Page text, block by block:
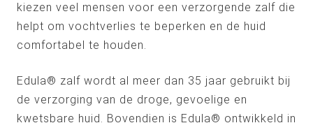
kiezen veel mensen voor een verzorgende zalf die
helpt om vochtverlies te beperken en de huid
comfortabel te houden.
Edula® zalf wordt al meer dan 35 jaar gebruikt bij
de verzorging van de droge, gevoelige en
kwetsbare huid. Bovendien is Edula® ontwikkeld in